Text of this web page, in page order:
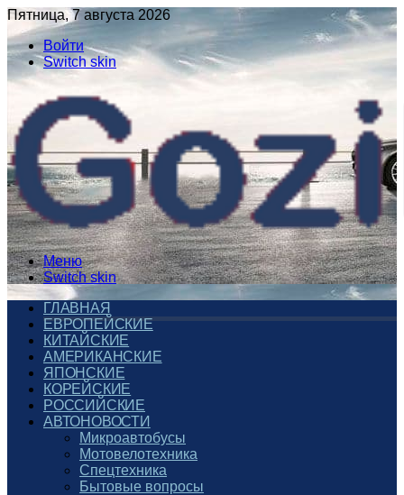
Пятница, 7 августа 2026
Войти
Switch skin
Меню
Switch skin
ГЛАВНАЯ
ЕВРОПЕЙСКИЕ
КИТАЙСКИЕ
АМЕРИКАНСКИЕ
ЯПОНСКИЕ
КОРЕЙСКИЕ
РОССИЙСКИЕ
АВТОНОВОСТИ
Микроавтобусы
Мотовелотехника
Спецтехника
Бытовые вопросы